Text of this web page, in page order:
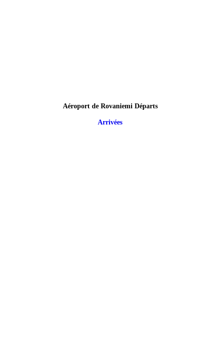
Aéroport de Rovaniemi Départs
Arrivées